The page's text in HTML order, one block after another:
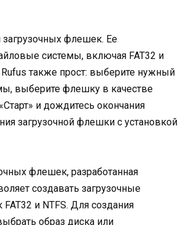
загрузочных флешек. Ее
системы, включая FAT32 и
также прост: выберите нужный
выберите флешку в качестве
и дождитесь окончания
загрузочной флешки с установкой
флешек, разработанная
создавать загрузочные
и NTFS. Для создания
образ диска или